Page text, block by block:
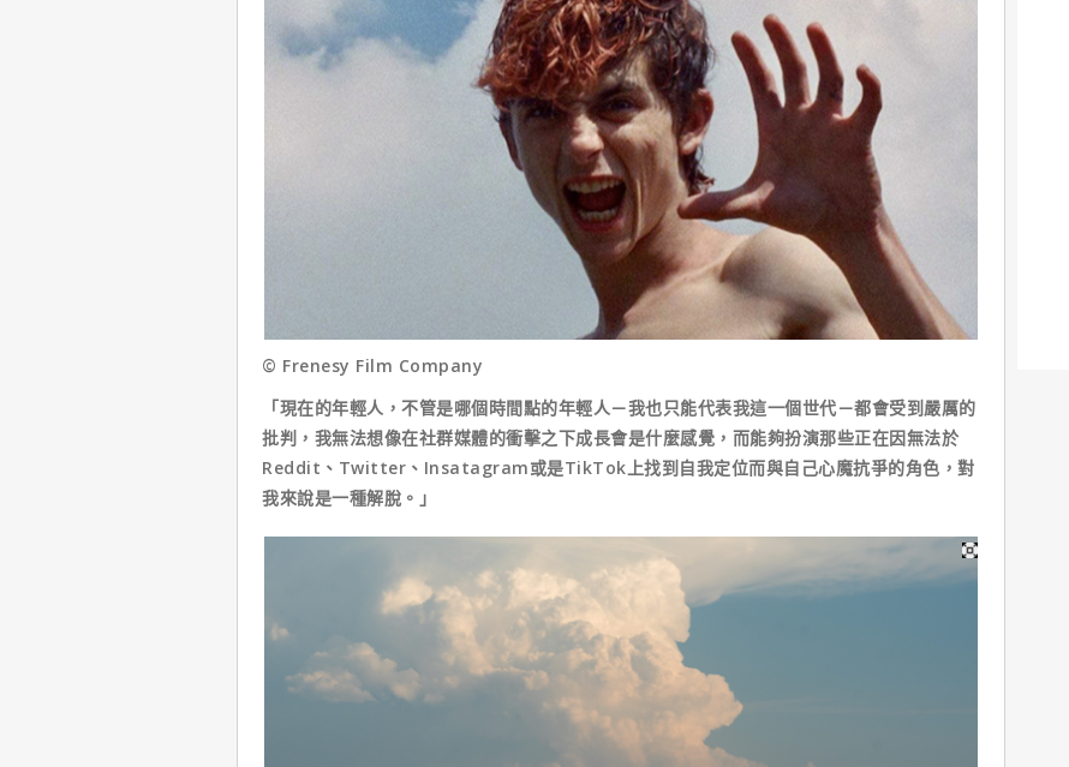
© Frenesy Film Company
「現在的年輕人，不管是哪個時間點的年輕人－我也只能代表我這一個世代－都會受到嚴厲的
批判，我無法想像在社群媒體的衝擊之下成長會是什麼感覺，而能夠扮演那些正在因無法於
Reddit、Twitter、Insatagram或是TikTok上找到自我定位而與自己心魔抗爭的角色，對
我來說是一種解脫。」